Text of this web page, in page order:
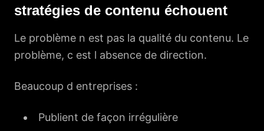
stratégies de contenu échouent
Le problème n est pas la qualité du contenu. Le
problème, c est l absence de direction.
Beaucoup d entreprises :
Publient de façon irrégulière